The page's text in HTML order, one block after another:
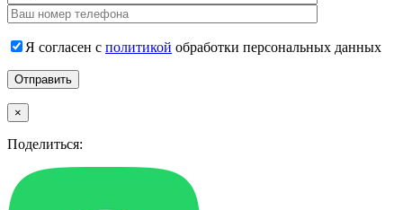
Я согласен с политикой обработки персональных данных
×
Поделиться: